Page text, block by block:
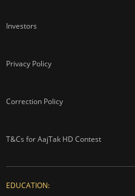
Investors
Privacy Policy
Correction Policy
T&Cs for AajTak HD Contest
EDUCATION: